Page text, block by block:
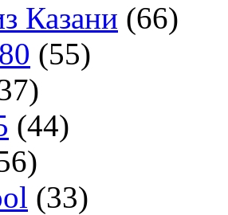
Казани (66)
(55)
(44)
(33)